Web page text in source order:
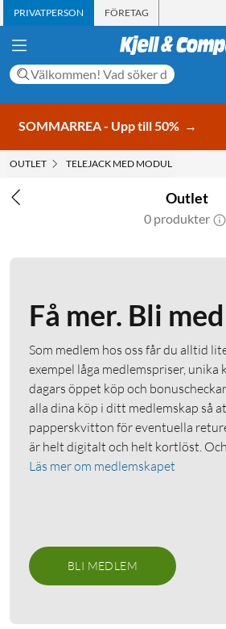
PRIVATPERSON FÖRETAG
SOMMARREA - Upp till 50% →
OUTLET TELEJACK MED MODUL
Outlet
0 produkter
Få mer. Bli
Som medlem hos oss får du alltid
exempel låga medlemspriser, unika
dagars öppet köp och
alla dina köp i ditt medlemskap så
papperskvitton för eventuella
är helt digitalt och helt kortlöst.
Läs mer om medlemskapet
BLI MEDLEM